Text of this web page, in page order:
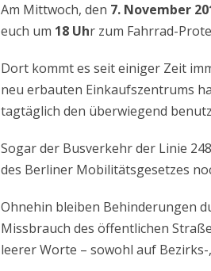
Am Mittwoch, den 7. November
euch um 18 Uhr zum Fahrrad-
Dort kommt es seit einiger Zeit
neu erbauten Einkaufszentrums
tagtäglich den überwiegend
Sogar der Busverkehr der Linie
des Berliner Mobilitätsgesetzes
Ohnehin bleiben Behinderungen
Missbrauch des öffentlichen
leerer Worte – sowohl auf